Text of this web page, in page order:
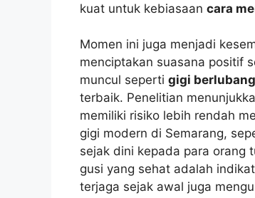
kuat untuk kebiasaan cara
Momen ini juga menjadi
menciptakan suasana positif
muncul seperti gigi
terbaik. Penelitian
memiliki risiko lebih rendah
gigi modern di Semarang,
sejak dini kepada para orang
gusi yang sehat adalah
terjaga sejak awal juga